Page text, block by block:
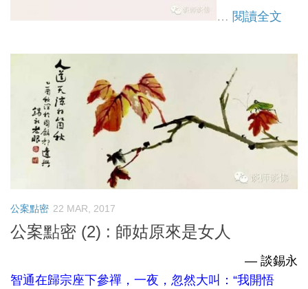
… 閱讀全文
公案點密 22 MAR, 2017
公案點密 (2) : 師姑原來是女人
— 談錫永
智通在歸宗座下參禪，一夜，忽然大叫：“我開悟